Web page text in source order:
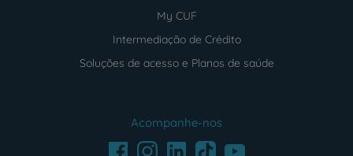
My CUF
Intermediação de Crédito
Soluções de acesso e Planos de saúde
Acompanhe-nos
FacebookInstagramLinkedInTikTokYoutube